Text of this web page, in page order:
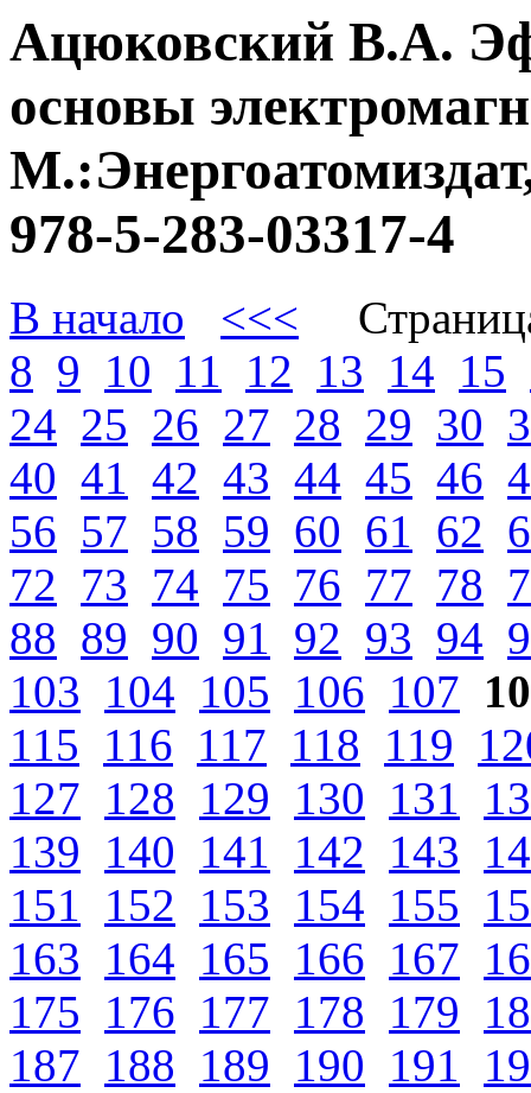
Ацюковский В.А.
основы
978-5-283-03317-4
В начало <<<
8 9 10 11 12 13 14 15
24 25 26 27 28 29 30
40 41 42 43 44 45 46
56 57 58 59 60 61 62
72 73 74 75 76 77 78
88 89 90 91 92 93 94
103 104 105 106 107
115 116 117 118 119
127 128 129 130 131
139 140 141 142 143
151
152 153 154 155
163 164 165 166 167
175 176 177 178 179
187 188 189 190 191